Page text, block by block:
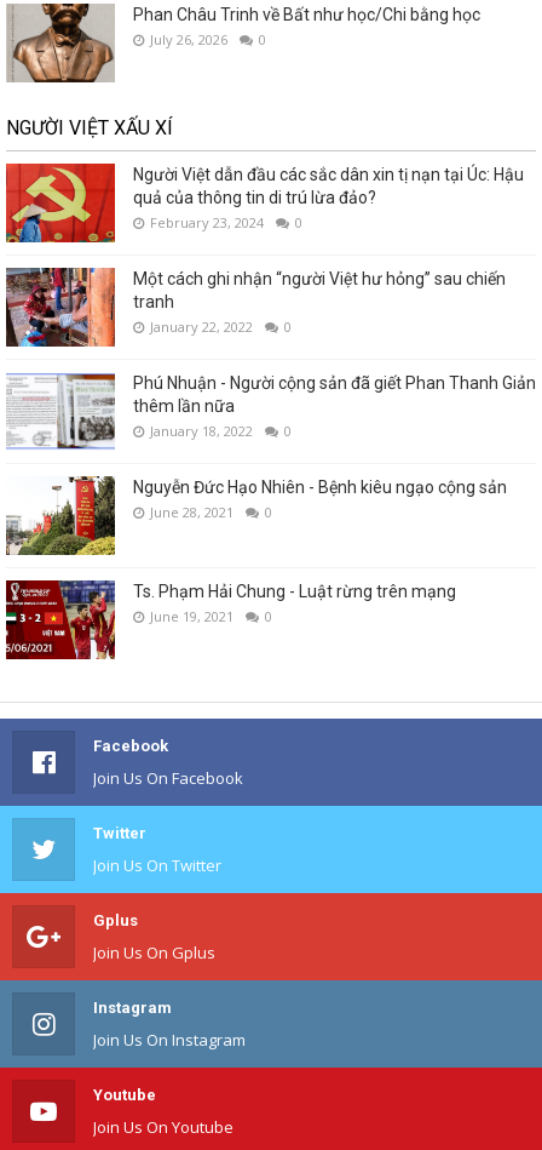
Phan Châu Trinh về Bất như học/Chi bằng học
July 26, 2026 0
NGƯỜI VIỆT XẤU XÍ
Người Việt dẫn đầu các sắc dân xin tị nạn tại Úc: Hậu
quả của thông tin di trú lừa đảo?
February 23, 2024 0
Một cách ghi nhận “người Việt hư hỏng” sau chiến
tranh
January 22, 2022 0
Phú Nhuận - Người cộng sản đã giết Phan Thanh Giản
thêm lần nữa
January 18, 2022 0
Nguyễn Đức Hạo Nhiên - Bệnh kiêu ngạo cộng sản
June 28, 2021 0
Ts. Phạm Hải Chung - Luật rừng trên mạng
June 19, 2021 0
Facebook
Join Us On Facebook
Twitter
Join Us On Twitter
Gplus
Join Us On Gplus
Instagram
Join Us On Instagram
Youtube
Join Us On Youtube